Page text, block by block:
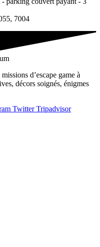
7004
d’escape game à
décors soignés, énigmes
Twitter Tripadvisor